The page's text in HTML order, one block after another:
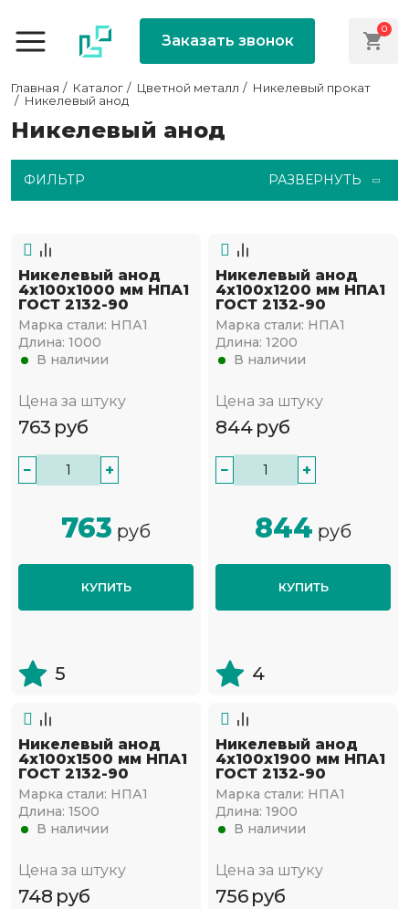
Заказать звонок
0
Главная Каталог Цветной металл
Никелевый прокат
Никелевый анод
Никелевый анод
ФИЛЬТР РАЗВЕРНУТЬ
Никелевый анод
4х100х1000 мм НПА1
ГОСТ 2132-90
Марка стали: НПА1
Длина: 1000
В наличии
Цена за штуку
763 руб
− +
763 руб
КУПИТЬ
5
Никелевый анод
4х100х1200 мм НПА1
ГОСТ 2132-90
Марка стали: НПА1
Длина: 1200
В наличии
Цена за штуку
844 руб
− +
844 руб
КУПИТЬ
4
Никелевый анод
4х100х1500 мм НПА1
ГОСТ 2132-90
Марка стали: НПА1
Длина: 1500
В наличии
Цена за штуку
748 руб
Никелевый анод
4х100х1900 мм НПА1
ГОСТ 2132-90
Марка стали: НПА1
Длина: 1900
В наличии
Цена за штуку
756 руб